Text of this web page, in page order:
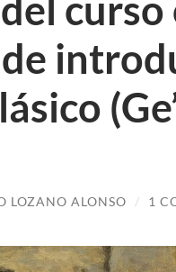
LOZANO ALONSO / 1